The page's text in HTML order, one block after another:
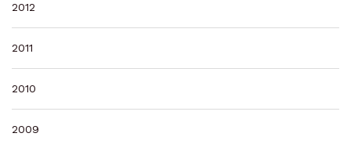
2012
2011
2010
2009